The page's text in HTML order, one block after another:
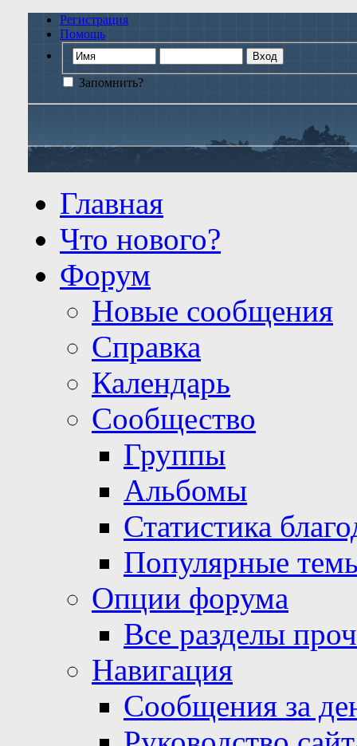
Регистрация
Помощь
Запомнить?
Главная
Что нового?
Форум
Новые сообщения
Справка
Календарь
Сообщество
Группы
Альбомы
Статистика
Популярные
Опции форума
Все разделы
Навигация
Сообщения за